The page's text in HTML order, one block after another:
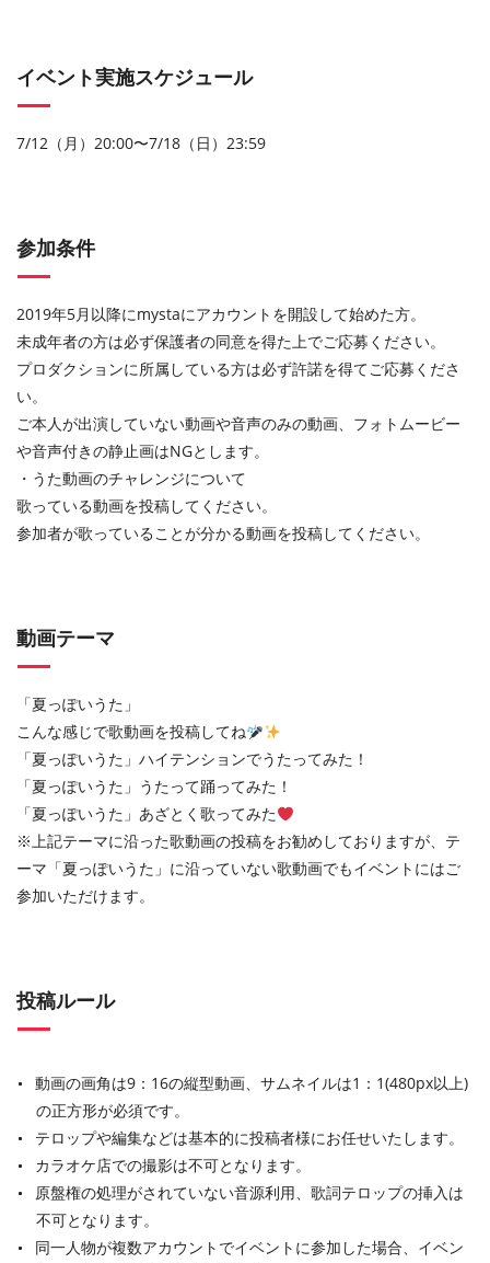
イベント実施スケジュール
7/12（月）20:00〜7/18（日）23:59
参加条件
2019年5月以降にmystaにアカウントを開設して始めた方。
未成年者の方は必ず保護者の同意を得た上でご応募ください。
プロダクションに所属している方は必ず許諾を得てご応募くださ
い。
ご本人が出演していない動画や音声のみの動画、フォトムービー
や音声付きの静止画はNGとします。
・うた動画のチャレンジについて
歌っている動画を投稿してください。
参加者が歌っていることが分かる動画を投稿してください。
動画テーマ
「夏っぽいうた」
こんな感じで歌動画を投稿してね
「夏っぽいうた」ハイテンションでうたってみた！
「夏っぽいうた」うたって踊ってみた！
「夏っぽいうた」あざとく歌ってみた
※上記テーマに沿った歌動画の投稿をお勧めしておりますが、テ
ーマ「夏っぽいうた」に沿っていない歌動画でもイベントにはご
参加いただけます。
投稿ルール
動画の画角は9：16の縦型動画、サムネイルは1：1(480px以上)
の正方形が必須です。
テロップや編集などは基本的に投稿者様にお任せいたします。
カラオケ店での撮影は不可となります。
原盤権の処理がされていない音源利用、歌詞テロップの挿入は
不可となります。
同一人物が複数アカウントでイベントに参加した場合、イベン